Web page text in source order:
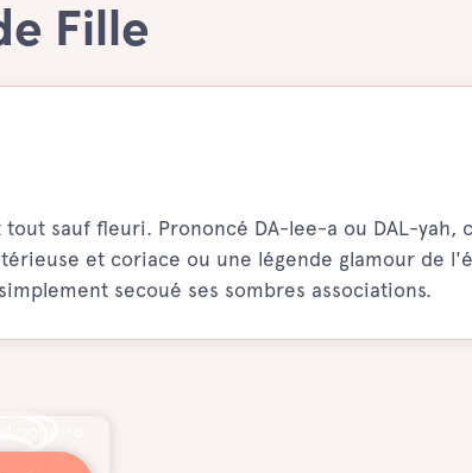
Fille
sauf fleuri. Prononcé DA-lee-a ou DAL-yah,
et coriace ou une légende glamour de
secoué ses sombres associations.